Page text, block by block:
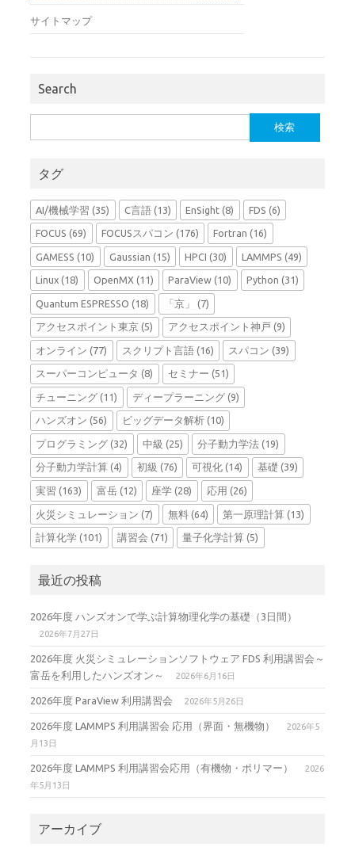
サイトマップ
Search
索:
タグ
AI/機械学習 (35) C言語(13) EnSight (8) FDS (6)
FOCUS (69) FOCUSスパコン (176) Fortran (16)
GAMESS (10) Gaussian (15) HPCI (30) LAMMPS (49)
Linux (18) OpenMX(11) ParaView (10) Python (31)
Quantum ESPRESSO (18) 「京」 (7)
アクセスポイント東京 (5) アクセスポイント神戸 (9)
オンライン (77) スクリプト言語(16) スパコン (39)
スーパーコンピュータ (8) セミナー (51)
チューニング (11) ディープラーニング(9)
ハンズオン (56) ビッグデータ解析(10)
プログラミング (32) 中級 (25) 分子動力学法 (19)
分子動力学計算 (4) 初級 (76) 可視化 (14) 基礎 (39)
実習 (163) 富岳(12) 座学 (28) 応用 (26)
火災シミュレーション (7) 無料(64) 第一原理計算 (13)
計算化学 (101) 講習会 (71) 量子化学計算 (5)
最近の投稿
2026年度 ハンズオンで学ぶ計算物理化学の基礎（3日間）
2026年7月27日
2026年度 火災シミュレーションソフトウェア FDS 利用講習会～
富岳を利用したハンズオン～
2026年6月16日
2026年度 ParaView 利用講習会 2026年5月26日
2026年度 LAMMPS 利用講習会 応用（界面・無機物）
2026年5
月13日
2026年度 LAMMPS 利用講習会応用（有機物・ポリマー）
2026
年5月13日
アーカイブ